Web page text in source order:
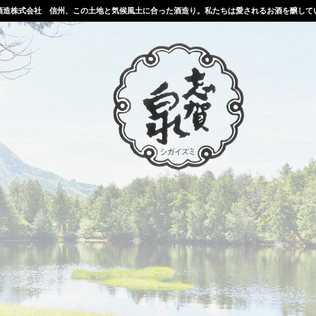
造株式会社 信州、この土地と気候風土に合った酒造り。私たちは愛されるお酒を醸して